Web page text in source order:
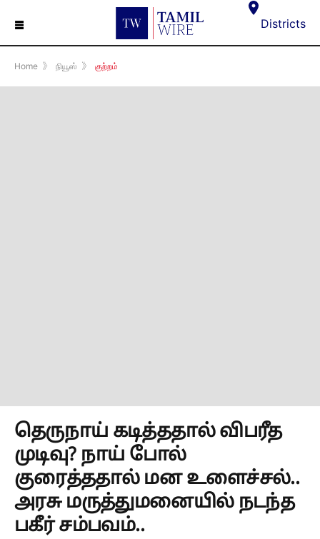
☰ Districts
Home 》 நியூஸ் 》 குற்றம்
தெருநாய் கடித்ததால் விபரீத
முடிவு? நாய் போல்
குரைத்ததால் மன உளைச்சல்..
அரசு மருத்துமனையில் நடந்த
பகீர் சம்பவம்..